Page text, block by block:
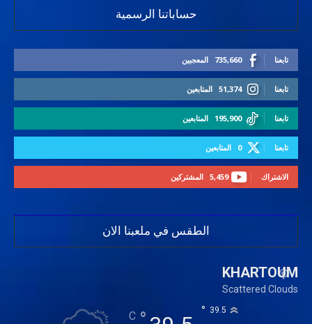
حساباتنا الرسمية
735,660 المعجبين تابعنا
51,374 المتابعين تابعنا
195,900 المتابعين تابعنا
0 المتابعين تابعنا
5,459 المشتركين الاشتراك
الطقس في ملعبنا الان
KHARTOUM
Scattered Clouds
C 39.5
°